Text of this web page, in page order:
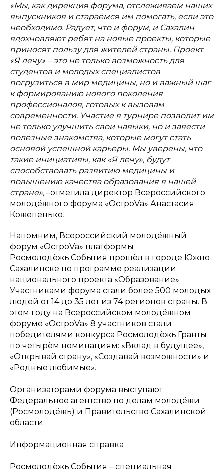
«Мы, как дирекция форума, отслеживаем наших
выпускников и стараемся им помогать, если это
необходимо. Радует, что и форум, и Сахалин
вдохновляют ребят на новые проекты, которые
приносят пользу для жителей страны. Проект
«Я лечу» – это не только возможность для
студентов и молодых специалистов
погрузиться в мир медицины, но и важный шаг
к формированию нового поколения
профессионалов, готовых к вызовам
современности. Участие в турнире позволит им
не только улучшить свои навыки, но и завести
полезные знакомства, которые могут стать
основой успешной карьеры. Мы уверены, что
такие инициативы, как «Я лечу», будут
способствовать развитию медицины и
повышению качества образования в нашей
стране», –отметила директор Всероссийского
молодёжного форума «ОстроVа» Анастасия
Кожепенько.
Напомним, Всероссийский молодёжный
форум «ОстроVа» платформы
Росмолодёжь.События прошёл в городе Южно-
Сахалинске по программе реализации
национального проекта «Образование».
Участниками форума стали более 500 молодых
людей от 14 до 35 лет из 74 регионов страны. В
этом году на Всероссийском молодёжном
форуме «ОстроVа» 8 участников стали
победителями конкурса Росмолодёжь.Гранты
по четырём номинациям: «Вклад в будущее»,
«Открывай страну», «Создавай возможности» и
«Родные любимые».
Организаторами форума выступают
Федеральное агентство по делам молодёжи
(Росмолодёжь) и Правительство Сахалинской
области.
Информационная справка
Росмолодёжь.События – специальная